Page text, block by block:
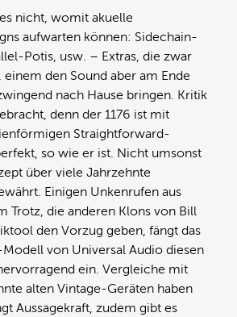
nicht, womit akuelle
aufwarten können: Sidechain-
Potis, usw. – Extras, die zwar
den Sound aber am Ende
nach Hause bringen. Kritik
denn der 1176 ist mit
Straightforward-
so wie er ist. Nicht umsonst
über viele Jahrzehnte
Einigen Unkenrufen aus
Trotz, die anderen Klons von Bill
den Vorzug geben, fängt das
von Universal Audio diesen
ein. Vergleiche mit
alten Vintage-Geräten haben
Aussagekraft, zudem gibt es